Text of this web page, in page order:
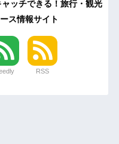
ッチできる！旅行・観光
ス情報サイト
RSS